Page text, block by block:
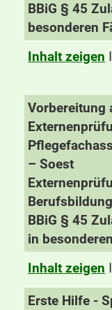
BBiG § 45
besonderen
Inhalt zeigen I
Vorbereitung
– Soest
BBiG § 45
in
Inhalt zeigen I
Erste Hilfe -